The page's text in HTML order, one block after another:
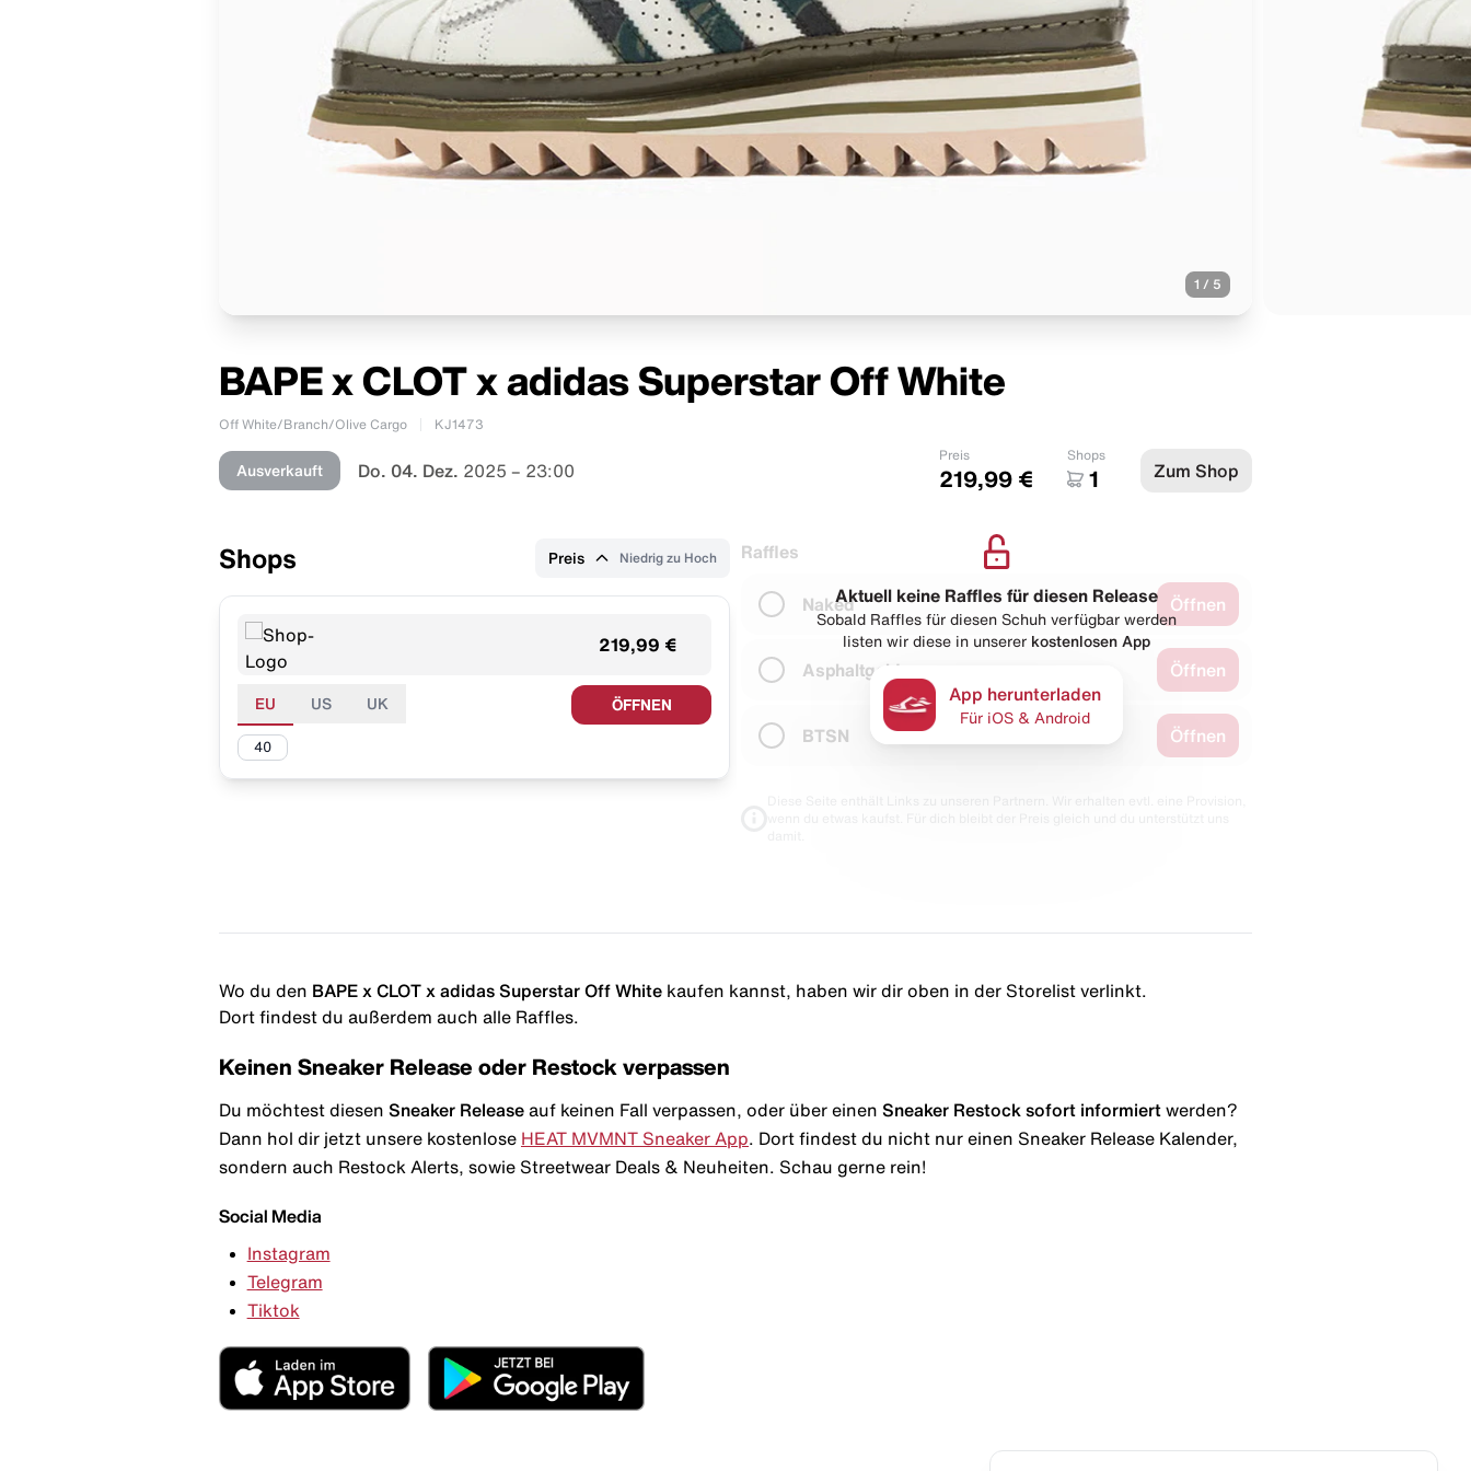
1 / 5
BAPE x CLOT x adidas Superstar Off White
Off White/Branch/Olive Cargo KJ1473
Ausverkauft Do. 04. Dez. 2025 – 23:00
Preis
219,99 €
Shops
1 Zum Shop
Shops Preis Niedrig zu Hoch
219,99 €
EU US UK ÖFFNEN
40
Raffles
Naked Öffnen
Asphaltgold Öffnen
BTSN Öffnen
Aktuell keine Raffles für diesen Release
Sobald Raffles für diesen Schuh verfügbar werden
listen wir diese in unserer kostenlosen App
App herunterladen
Für iOS & Android
Wo du den BAPE x CLOT x adidas Superstar Off White kaufen kannst, haben wir dir oben in der Storelist verlinkt.
Dort findest du außerdem auch alle Raffles.
Keinen Sneaker Release oder Restock verpassen
Du möchtest diesen Sneaker Release auf keinen Fall verpassen, oder über einen Sneaker Restock sofort informiert werden?
Dann hol dir jetzt unsere kostenlose HEAT MVMNT Sneaker App . Dort findest du nicht nur einen Sneaker Release Kalender,
sondern auch Restock Alerts, sowie Streetwear Deals & Neuheiten. Schau gerne rein!
Social Media
Instagram
Telegram
Tiktok